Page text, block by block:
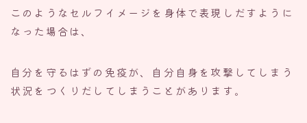
このようなセルフイメージを身体で表現しだすように
なった場合は、
自分を守るはずの免疫が、自分自身を攻撃してしまう
状況をつくりだしてしまうことがあります。